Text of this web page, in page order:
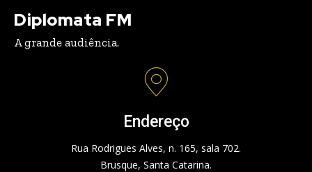
Diplomata FM
A grande audiência.
Endereço
Rua Rodrigues Alves, n. 165, sala 702.
Brusque, Santa Catarina.